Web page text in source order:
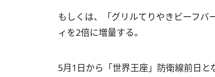
もしくは、「グリルてりやきビーフバ
ィを2倍に増量する。
5月1日から「世界王座」防衛線前日